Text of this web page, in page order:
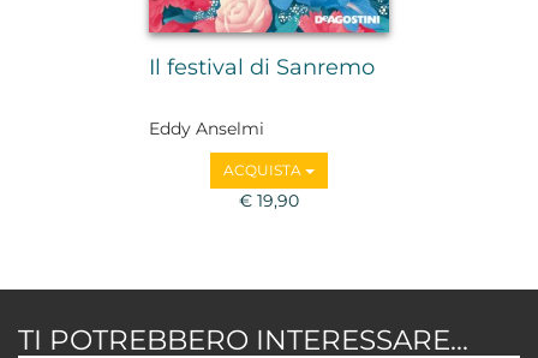
Il festival di Sanremo
Eddy Anselmi
ACQUISTA
€ 19,90
TI POTREBBERO INTERESSARE...